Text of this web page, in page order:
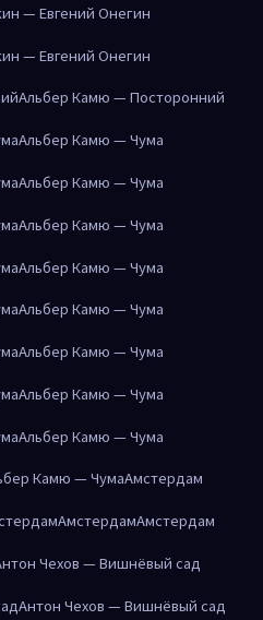
— Евгений Онегин
— Евгений Онегин
Альбер Камю — Посторонний
Альбер Камю — Чума
Альбер Камю — Чума
Альбер Камю — Чума
Альбер Камю — Чума
Альбер Камю — Чума
Альбер Камю — Чума
Альбер Камю — Чума
Альбер Камю — Чума
Камю — ЧумаАмстердам
АмстердамАмстердам
Чехов — Вишнёвый сад
Антон Чехов — Вишнёвый сад